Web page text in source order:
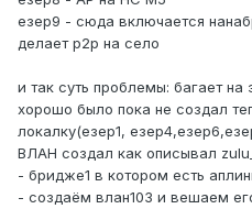
езер9 - сюда включается
делает р2р на село
и так суть проблемы: багает
хорошо было пока не создал
локалку(езер1,
ВЛАН создал как описывал
- бридже1 в котором есть
- создаём влан103 и вешаем